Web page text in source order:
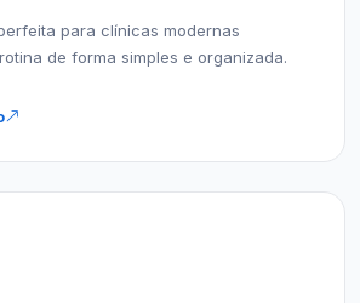
para clínicas modernas
de forma simples e organizada.